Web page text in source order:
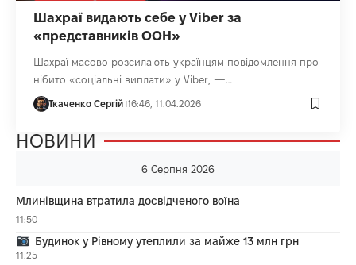
Шахраї видають себе у Viber за
«представників ООН»
Шахраї масово розсилають українцям повідомлення про
нібито «соціальні виплати» у Viber, —…
Ткаченко Сергій 16:46, 11.04.2026
НОВИНИ
6 Серпня 2026
Млинівщина втратила досвідченого воїна
11:50
Будинок у Рівному утеплили за майже 13 млн грн
11:25